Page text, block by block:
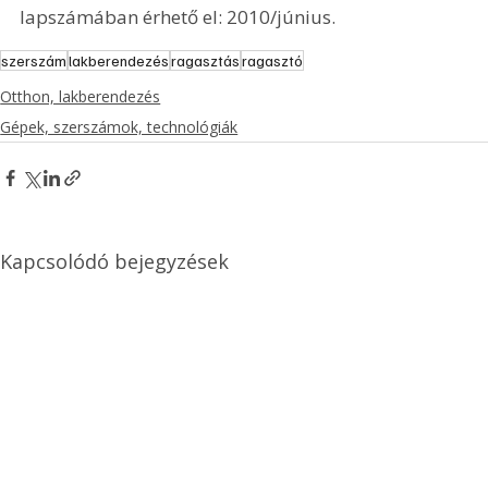
lapszámában érhető el: 2010/június.
szerszámlakberendezésragasztásragasztó
Otthon, lakberendezés
Gépek, szerszámok, technológiák
Kapcsolódó bejegyzések